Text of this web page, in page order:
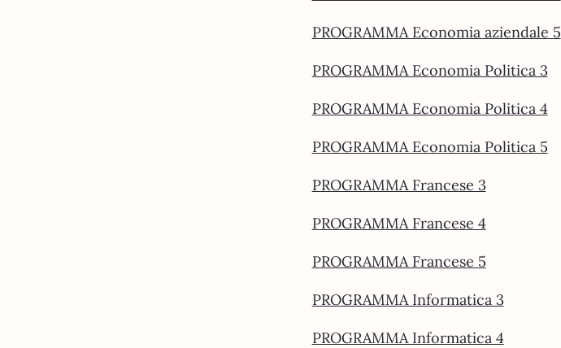
PROGRAMMA Economia aziendale 5
PROGRAMMA Economia Politica 3
PROGRAMMA Economia Politica 4
PROGRAMMA Economia Politica 5
PROGRAMMA Francese 3
PROGRAMMA Francese 4
PROGRAMMA Francese 5
PROGRAMMA Informatica 3
PROGRAMMA Informatica 4